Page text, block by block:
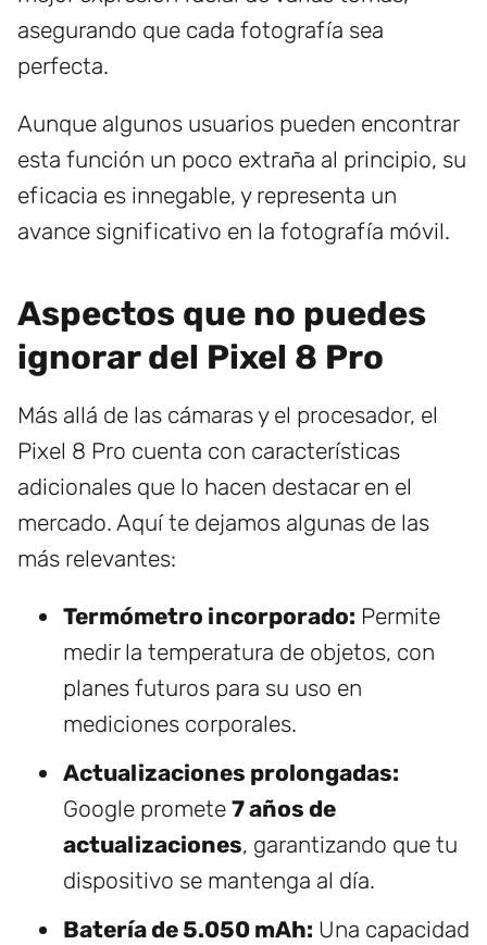
asegurando que cada fotografía sea
perfecta.
Aunque algunos usuarios pueden encontrar
esta función un poco extraña al principio, su
eficacia es innegable, y representa un
avance significativo en la fotografía móvil.
Aspectos que no puedes
ignorar del Pixel 8 Pro
Más allá de las cámaras y el procesador, el
Pixel 8 Pro cuenta con características
adicionales que lo hacen destacar en el
mercado. Aquí te dejamos algunas de las
más relevantes:
Termómetro incorporado: Permite
medir la temperatura de objetos, con
planes futuros para su uso en
mediciones corporales.
Actualizaciones prolongadas:
Google promete 7 años de
actualizaciones, garantizando que tu
dispositivo se mantenga al día.
Batería de 5.050 mAh: Una capacidad